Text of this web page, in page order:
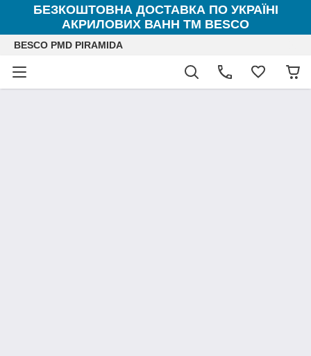
БЕЗКОШТОВНА ДОСТАВКА ПО УКРАЇНІ
АКРИЛОВИХ ВАНН ТМ BESCO
BESCO PMD PIRAMIDA